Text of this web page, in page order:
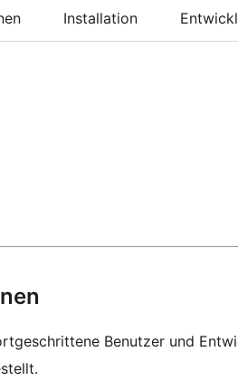
Installation
Benutzer und